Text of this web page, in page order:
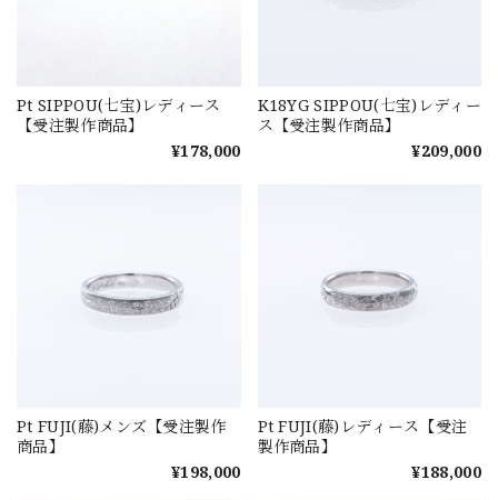
Pt SIPPOU(七宝)レディース
【受注製作商品】
¥178,000
K18YG SIPPOU(七宝)レディー
ス【受注製作商品】
¥209,000
Pt FUJI(藤)メンズ【受注製作
商品】
¥198,000
Pt FUJI(藤)レディース【受注
製作商品】
¥188,000